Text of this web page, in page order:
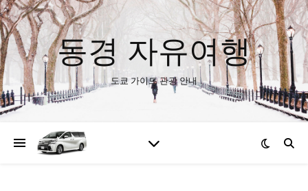
동경 자유여행
도쿄 가이드 관광 안내